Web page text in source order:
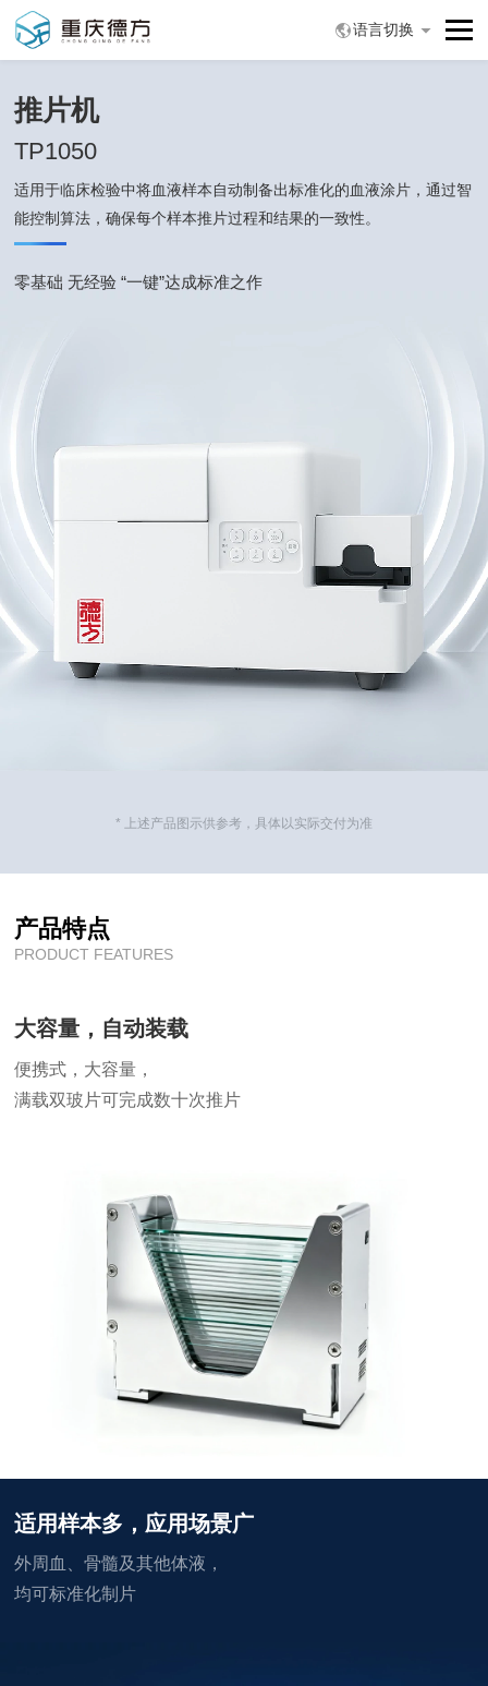
语言切换
推片机
TP1050
适用于临床检验中将血液样本自动制备出标准化的血液涂片，通过智
能控制算法，确保每个样本推片过程和结果的一致性。
零基础 无经验 “一键”达成标准之作
* 上述产品图示供参考，具体以实际交付为准
产品特点
PRODUCT FEATURES
大容量，自动装载
便携式，大容量，
满载双玻片可完成数十次推片
适用样本多，应用场景广
外周血、骨髓及其他体液，
均可标准化制片